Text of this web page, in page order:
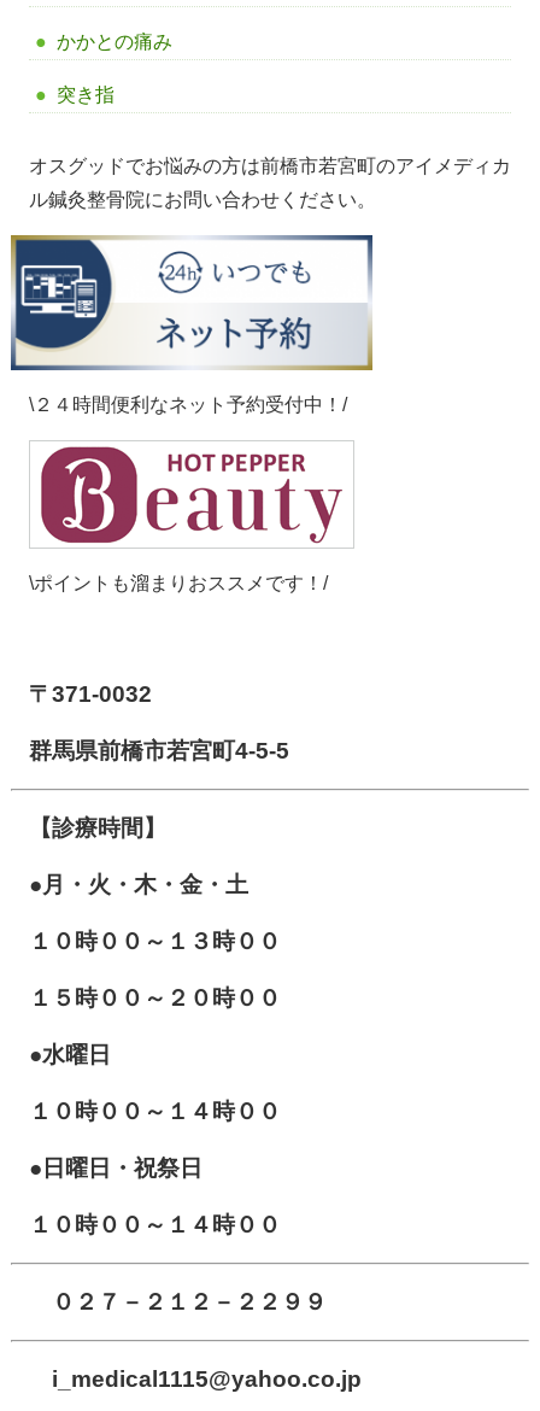
かかとの痛み
突き指
オスグッドでお悩みの方は前橋市若宮町のアイメディカ
ル鍼灸整骨院にお問い合わせください。
\２４時間便利なネット予約受付中！/
\ポイントも溜まりおススメです！/
〒371-0032
群馬県前橋市若宮町4-5-5
【診療時間】
●月・火・木・金・土
１０時００～１３時００
１５時００～２０時００
●水曜日
１０時００～１４時００
●日曜日・祝祭日
１０時００～１４時００
０２７－２１２－２２９９
i_medical1115@yahoo.co.jp